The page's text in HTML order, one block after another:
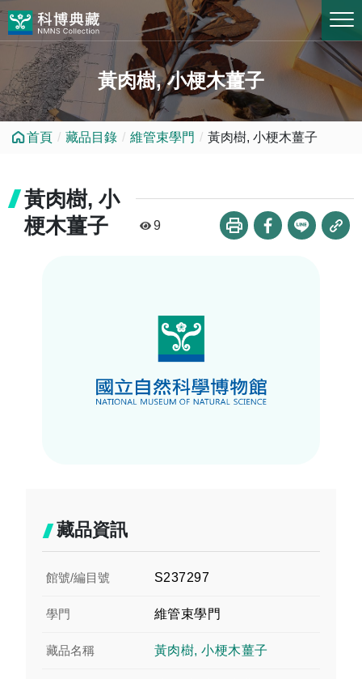
黃肉樹, 小梗木薑子
首頁 藏品目錄 維管束學門 黃肉樹, 小梗木薑子
黃肉樹, 小
梗木薑子
9
藏品資訊
館號/編目號 S237297
學門 維管束學門
藏品名稱 黃肉樹, 小梗木薑子